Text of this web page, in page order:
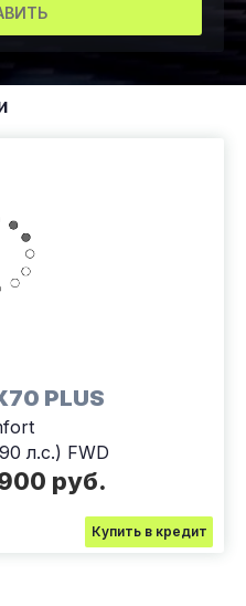
PLUS
л.с.) FWD
руб.
Купить в кредит